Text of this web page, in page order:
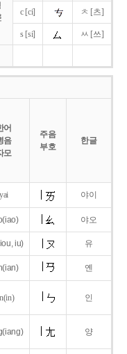
c [ci] ㅊ [츠]
s [si] ㅆ [쓰]
어
음
모
주음
부호
한글
yai 야이
(iao) 야오
iu) 유
(ian) 옌
인
(iang) 양